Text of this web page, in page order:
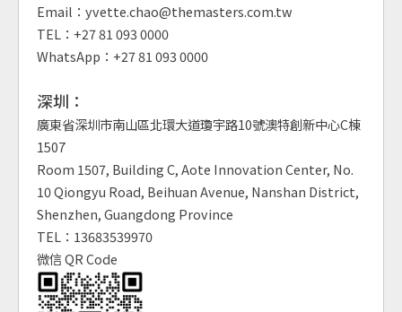
Email：yvette.chao@themasters.com.tw
TEL：+27 81 093 0000
WhatsApp：+27 81 093 0000
深圳：
廣東省深圳市南山區北環大道瓊宇路10號澳特創新中心C棟
1507
Room 1507, Building C, Aote Innovation Center, No.
10 Qiongyu Road, Beihuan Avenue, Nanshan District,
Shenzhen, Guangdong Province
TEL：13683539970
微信 QR Code